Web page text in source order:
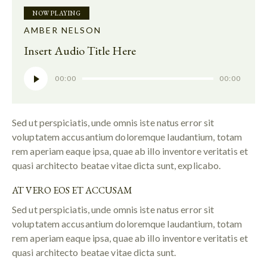
NOW PLAYING
AMBER NELSON
Insert Audio Title Here
Audio-
00:00 00:00
Sed ut perspiciatis, unde omnis iste natus error sit
voluptatem accusantium doloremque laudantium, totam
rem aperiam eaque ipsa, quae ab illo inventore veritatis et
quasi architecto beatae vitae dicta sunt, explicabo.
AT VERO EOS ET ACCUSAM
Sed ut perspiciatis, unde omnis iste natus error sit
voluptatem accusantium doloremque laudantium, totam
rem aperiam eaque ipsa, quae ab illo inventore veritatis et
quasi architecto beatae vitae dicta sunt.